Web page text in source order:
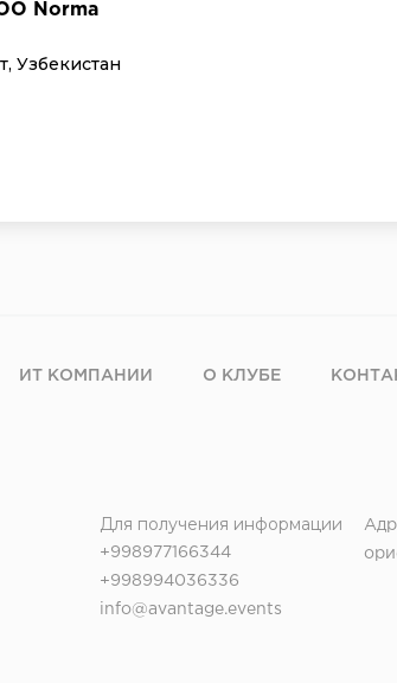
Norma
Узбекистан
ИТ КОМПАНИИ О КЛУБЕ
Для получения информации
+998977166344
+998994036336
info@avantage.events